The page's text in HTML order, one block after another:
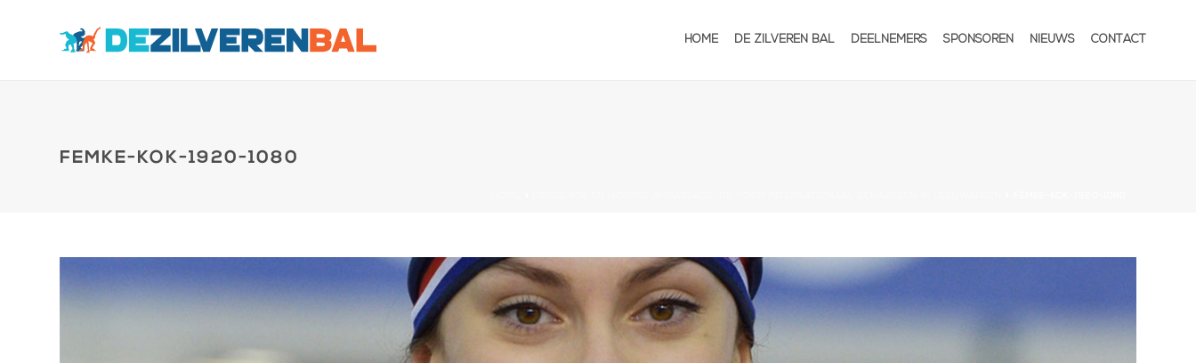
HOME DE ZILVEREN BAL DEELNEMERS SPONSOREN NIEUWS CONTACT
FEMKE-KOK-1920-1080